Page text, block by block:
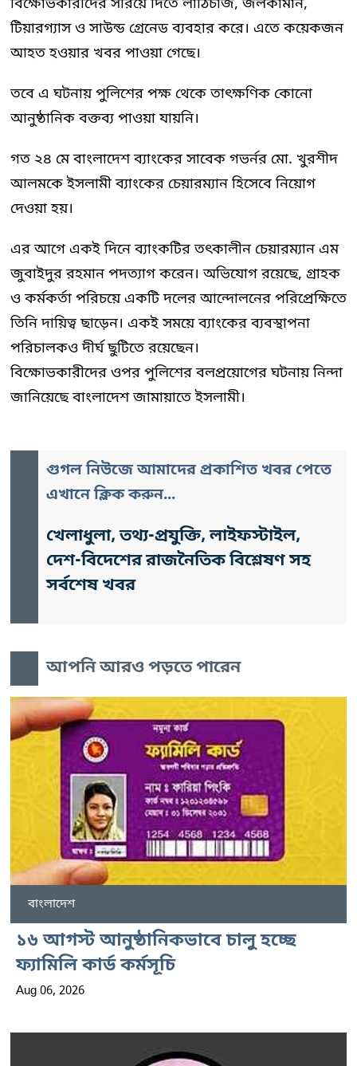
বিক্ষোভকারীদের সরিয়ে দিতে লাঠিচার্জ, জলকামান,
টিয়ারগ্যাস ও সাউন্ড গ্রেনেড ব্যবহার করে। এতে কয়েকজন
আহত হওয়ার খবর পাওয়া গেছে।
তবে এ ঘটনায় পুলিশের পক্ষ থেকে তাৎক্ষণিক কোনো
আনুষ্ঠানিক বক্তব্য পাওয়া যায়নি।
গত ২৪ মে বাংলাদেশ ব্যাংকের সাবেক গভর্নর মো. খুরশীদ
আলমকে ইসলামী ব্যাংকের চেয়ারম্যান হিসেবে নিয়োগ
দেওয়া হয়।
এর আগে একই দিনে ব্যাংকটির তৎকালীন চেয়ারম্যান এম
জুবাইদুর রহমান পদত্যাগ করেন। অভিযোগ রয়েছে, গ্রাহক
ও কর্মকর্তা পরিচয়ে একটি দলের আন্দোলনের পরিপ্রেক্ষিতে
তিনি দায়িত্ব ছাড়েন। একই সময়ে ব্যাংকের ব্যবস্থাপনা
পরিচালকও দীর্ঘ ছুটিতে রয়েছেন।
বিক্ষোভকারীদের ওপর পুলিশের বলপ্রয়োগের ঘটনায় নিন্দা
জানিয়েছে বাংলাদেশ জামায়াতে ইসলামী।
গুগল নিউজে আমাদের প্রকাশিত খবর পেতে
এখানে ক্লিক করুন...
খেলাধুলা, তথ্য-প্রযুক্তি, লাইফস্টাইল,
দেশ-বিদেশের রাজনৈতিক বিশ্লেষণ সহ
সর্বশেষ খবর
আপনি আরও পড়তে পারেন
বাংলাদেশ
১৬ আগস্ট আনুষ্ঠানিকভাবে চালু হচ্ছে
ফ্যামিলি কার্ড কর্মসূচি
Aug 06, 2026